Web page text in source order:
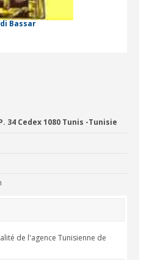
Bassar
34 Cedex 1080 Tunis -Tunisie
de l'agence Tunisienne de